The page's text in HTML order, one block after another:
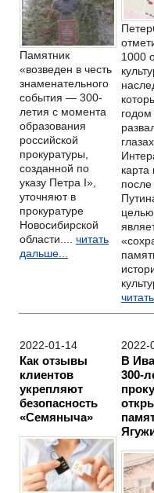
Памятник
«возведен в честь
знаменательного
события — 300-
летия с момента
образования
российской
прокуратуры,
созданной по
указу Петра I»,
уточняют в
прокуратуре
Новосибирской
области.... читать
дальше...
1000
годом
карта
после
целью
2022-01-14
Как отзывы
клиентов
укрепляют
безопасность
«Семяныча»
2022-
В
300-